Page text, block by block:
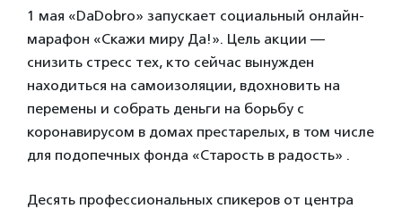
1 мая «DaDobro» запускает социальный онлайн-
марафон «Скажи миру Да!». Цель акции —
снизить стресс тех, кто сейчас вынужден
находиться на самоизоляции, вдохновить на
перемены и собрать деньги на борьбу с
коронавирусом в домах престарелых, в том числе
для подопечных фонда «Старость в радость» .
Десять профессиональных спикеров от центра